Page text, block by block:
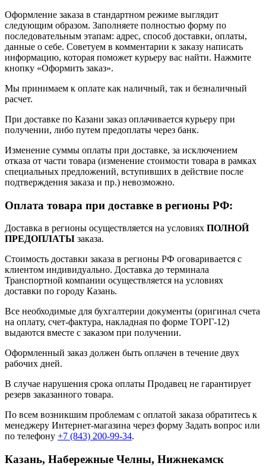
Оформление заказа в стандартном режиме выглядит
следующим образом. Заполняете полностью форму по
последовательным этапам: адрес, способ доставки, оплаты,
данные о себе. Советуем в комментарии к заказу написать
информацию, которая поможет курьеру вас найти. Нажмите
кнопку «Оформить заказ».
Мы принимаем к оплате как наличный, так и безналичный
расчет.
При доставке по Казани заказ оплачивается курьеру при
получении, либо путем предоплаты через банк.
Изменение суммы оплаты при доставке, за исключением
отказа от части товара (изменение стоимости товара в рамках
специальных предложений, вступивших в действие после
подтверждения заказа и пр.) невозможно.
Оплата товара при доставке в регионы РФ:
Доставка в регионы осуществляется на условиях ПОЛНОЙ
ПРЕДОПЛАТЫ заказа.
Стоимость доставки заказа в регионы РФ оговаривается с
клиентом индивидуально. Доставка до терминала
Транспортной компании осуществляется на условиях
доставки по городу Казань.
Все необходимые для бухгалтерии документы (оригинал счета
на оплату, счет-фактура, накладная по форме ТОРГ-12)
выдаются вместе с заказом при получении.
Оформленный заказ должен быть оплачен в течение двух
рабочих дней.
В случае нарушения срока оплаты Продавец не гарантирует
резерв заказанного товара.
По всем возникшим проблемам с оплатой заказа обратитесь к
менеджеру Интернет-магазина через форму Задать вопрос или
по телефону +7 (843) 200-99-34.
Казань, Набережные Челны, Нижнекамск